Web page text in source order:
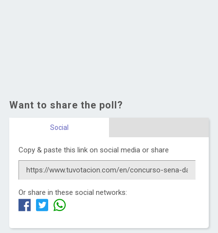
Want to share the poll?
Social
Copy & paste this link on social media or share
Or share in these social networks: